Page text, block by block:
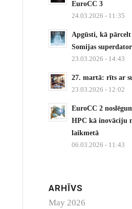
EuroCC 3
24.03.2026 - 11:35
Apgūsti, kā
Somijas
23.03.2026 - 14:43
27. martā: rīts ar
23.03.2026 - 12:02
EuroCC 2
HPC kā inovāciju
laikmetā
06.03.2026 - 11:43
ARHĪVS
May 2026